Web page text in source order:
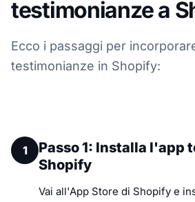
testimonianze a
Ecco i passaggi per
testimonianze in Shopify:
1
Passo 1: Installa l'app
Shopify
Vai all'App Store di Shopify e